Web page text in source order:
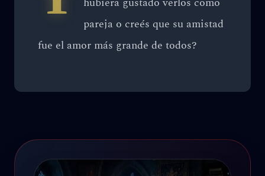
pareja o creés que su amistad
fue el amor más grande de todos?